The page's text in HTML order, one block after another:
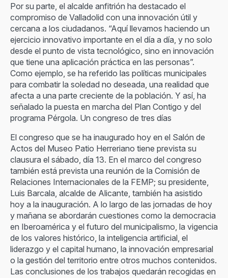
Por su parte, el alcalde anfitrión ha destacado el
compromiso de Valladolid con una innovación útil y
cercana a los ciudadanos. “Aquí llevamos haciendo un
ejercicio innovativo importante en el día a día, y no solo
desde el punto de vista tecnológico, sino en innovación
que tiene una aplicación práctica en las personas”.
Como ejemplo, se ha referido las políticas municipales
para combatir la soledad no deseada, una realidad que
afecta a una parte creciente de la población. Y así, ha
señalado la puesta en marcha del Plan Contigo y del
programa Pérgola. Un congreso de tres días
El congreso que se ha inaugurado hoy en el Salón de
Actos del Museo Patio Herreriano tiene prevista su
clausura el sábado, día 13. En el marco del congreso
también está prevista una reunión de la Comisión de
Relaciones Internacionales de la FEMP; su presidente,
Luis Barcala, alcalde de Alicante, también ha asistido
hoy a la inauguración. A lo largo de las jornadas de hoy
y mañana se abordarán cuestiones como la democracia
en Iberoamérica y el futuro del municipalismo, la vigencia
de los valores histórico, la inteligencia artificial, el
liderazgo y el capital humano, la innovación empresarial
o la gestión del territorio entre otros muchos contenidos.
Las conclusiones de los trabajos quedarán recogidas en